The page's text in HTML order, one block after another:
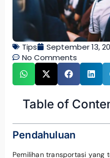
Tips September 13,
No Comments
Table of
Pendahuluan
Pemilihan transportasi yang